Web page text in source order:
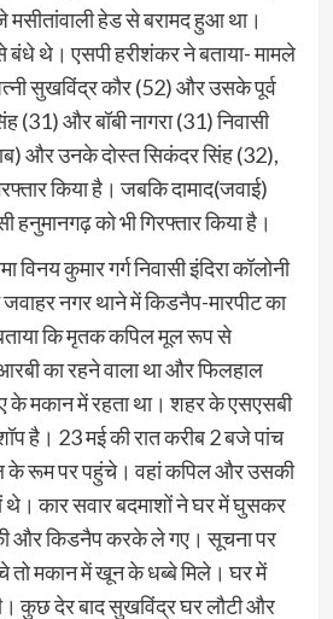
मसीतांवाली हेड से बरामद हुआ था।
थे। एसपी हरीशंकर ने बताया- मामले
सुखविंद्र कौर (52) और उसके पूर्व
(31) और बॉबी नागरा (31) निवासी
और उनके दोस्त सिकंदर सिंह (32),
किया है। जबकि दामाद(जवाई)
हनुमानगढ़ को भी गिरफ्तार किया है।
कुमार गर्ग निवासी इंदिरा कॉलोनी
नगर थाने में किडनैप-मारपीट का
कि मृतक कपिल मूल रूप से
का रहने वाला था और फिलहाल
के मकान में रहता था। शहर के एसएसबी
है। 23 मई की रात करीब 2 बजे पांच
के रूम पर पहुंचे। वहां कपिल और उसकी
थे। कार सवार बदमाशों ने घर में घुसकर
और किडनैप करके ले गए। सूचना पर
मकान में खून के धब्बे मिले। घर में
कुछ देर बाद सुखविंद्र घर लौटी और